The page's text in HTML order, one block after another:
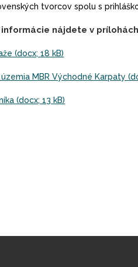
tvorcov spolu s
nájdete v
(docx; 18 kB)
MBR Východné Karpaty
(docx; 13 kB)